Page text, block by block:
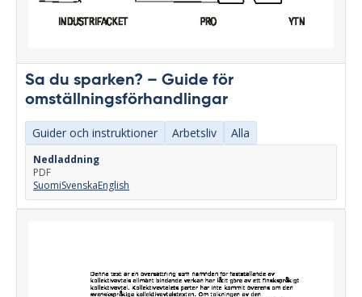
Sa du sparken? – Guide för
omställningsförhandlingar
Guider och instruktioner Arbetsliv Alla
Nedladdning
PDF
SuomiSvenskaEnglish